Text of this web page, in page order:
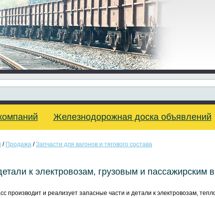
Железнодорожная доска объявлений
/ Продажа /Запчасти для вагонов и тягового состава
к электровозам, грузовым и пассажирским
производит и реализует запасные части и детали к электровозам,